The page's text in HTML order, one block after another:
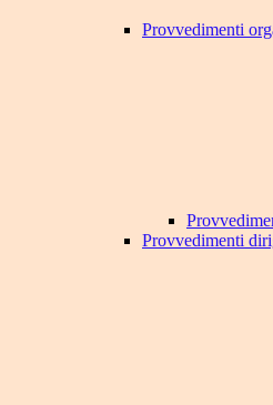
Provvedimenti
Provvedimenti